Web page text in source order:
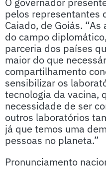
pelos representantes
Caiado, de Goiás.
do campo
parceria dos países
maior do que
compartilhamento
sensibilizar os
tecnologia da vacina,
necessidade de ser
outros laboratórios
já que temos uma
pessoas no planeta.”
Pronunciamento